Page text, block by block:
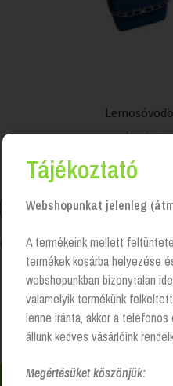
Login to
Összesen 1 találat
Kezdőlap
Tájékoztató
Webshopunkat jelenleg
A termékeink mellett
termékek kosárba helyezése
webshopunkban bizonytalan
valamelyik termékünk
lenne iránta, akkor a
állunk kedves vásárlóink
Megértésüket köszönjük: